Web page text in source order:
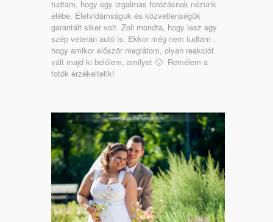
tudtam, hogy egy izgalmas fotózásnak nézünk
elébe. Életvidámságuk és közvetlenségük
garantált siker volt. Zoli mondta, hogy lesz egy
szép veterán autó is. Ekkor még nem tudtam ,
hogy amikor először meglátom, olyan reakciót
vált majd ki belőlem, amilyet 🙂 Remélem a
fotók érzékeltetik!